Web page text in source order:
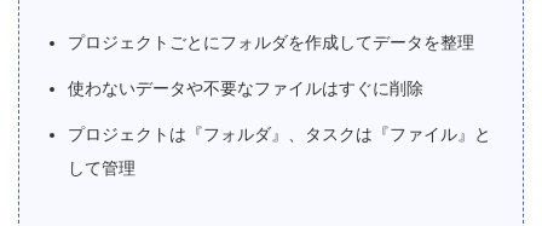
プロジェクトごとにフォルダを作成してデータを整理
使わないデータや不要なファイルはすぐに削除
プロジェクトは『フォルダ』、タスクは『ファイル』と
して管理